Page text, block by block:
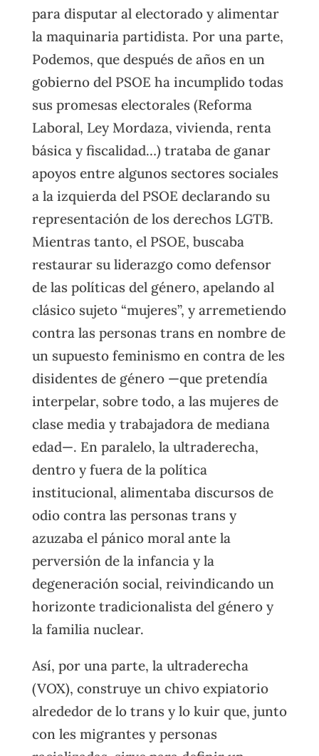
para disputar al electorado y alimentar
la maquinaria partidista. Por una parte,
Podemos, que después de años en un
gobierno del PSOE ha incumplido todas
sus promesas electorales (Reforma
Laboral, Ley Mordaza, vivienda, renta
básica y fiscalidad…) trataba de ganar
apoyos entre algunos sectores sociales
a la izquierda del PSOE declarando su
representación de los derechos LGTB.
Mientras tanto, el PSOE, buscaba
restaurar su liderazgo como defensor
de las políticas del género, apelando al
clásico sujeto “mujeres”, y arremetiendo
contra las personas trans en nombre de
un supuesto feminismo en contra de les
disidentes de género —que pretendía
interpelar, sobre todo, a las mujeres de
clase media y trabajadora de mediana
edad—. En paralelo, la ultraderecha,
dentro y fuera de la política
institucional, alimentaba discursos de
odio contra las personas trans y
azuzaba el pánico moral ante la
perversión de la infancia y la
degeneración social, reivindicando un
horizonte tradicionalista del género y
la familia nuclear.
Así, por una parte, la ultraderecha
(VOX), construye un chivo expiatorio
alrededor de lo trans y lo kuir que, junto
con les migrantes y personas